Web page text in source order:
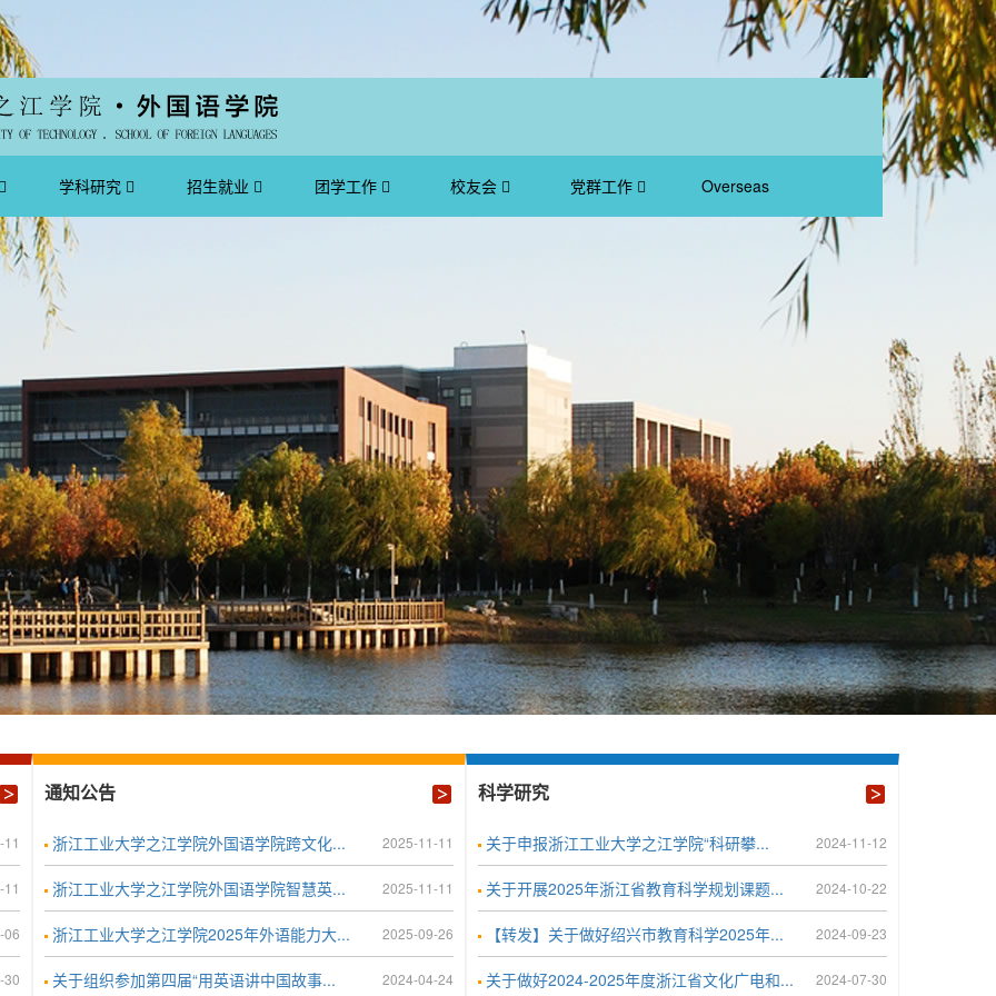
学科研究 招生就业 团学工作 校友会 党群工作 Overseas
06
30
通知公告
浙江工业大学之江学院外国语学院跨文化... 2025-11-11
浙江工业大学之江学院外国语学院智慧英... 2025-11-11
浙江工业大学之江学院2025年外语能力大... 2025-09-26
关于组织参加第四届“用英语讲中国故事... 2024-04-24
科学研究
关于申报浙江工业大学之江学院“科研攀... 2024-11-12
关于开展2025年浙江省教育科学规划课题... 2024-10-22
【转发】关于做好绍兴市教育科学2025年... 2024-09-23
关于做好2024-2025年度浙江省文化广电和... 2024-07-30